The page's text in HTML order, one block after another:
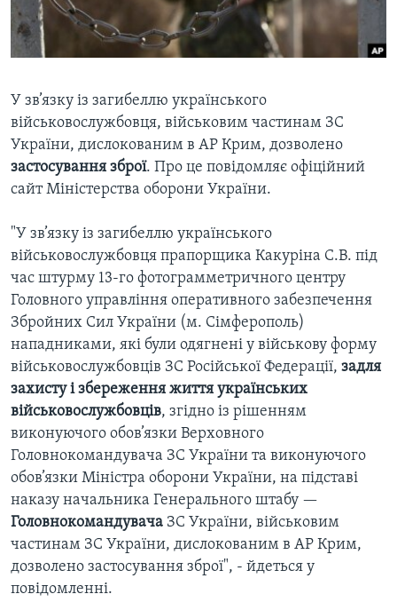
СУСПІЛЬСТВО
ЕКОНОМІКА
ТЕЛЕПРОГРАМИ
БРИФІНГ ГОЛОСУ АМЕРИКИ
СТУДІЯ ВАШИНГТОН
ВІКНО В АМЕРИКУ
ПРАЙМ-ТАЙМ
ПОГЛЯД З ВАШИНГТОНА
Learning English
МИ В СОЦМЕРЕЖАХ
У зв’язку із загибеллю українського
військовослужбовця, військовим частинам ЗС
України, дислокованим в АР Крим, дозволено
застосування зброї. Про це повідомляє офіційний
сайт Міністерства оборони України.
"У зв’язку із загибеллю українського
військовослужбовця прапорщика Какуріна С.В. під
час штурму 13-го фотограмметричного центру
Головного управління оперативного забезпечення
Збройних Сил України (м. Сімферополь)
нападниками, які були одягнені у військову форму
військовослужбовців ЗС Російської Федерації, задля
захисту і збереження життя українських
військовослужбовців, згідно із рішенням
виконуючого обов’язки Верховного
Головнокомандувача ЗС України та виконуючого
обов’язки Міністра оборони України, на підставі
наказу начальника Генерального штабу —
Головнокомандувача ЗС України, військовим
частинам ЗС України, дислокованим в АР Крим,
дозволено застосування зброї", - йдеться у
повідомленні.